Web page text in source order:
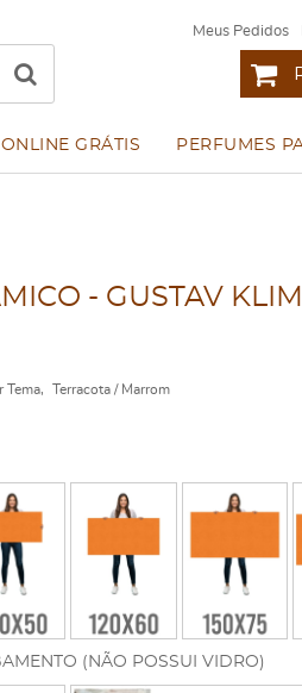
Meus Pedidos
GRÁTIS PERFUMES
- GUSTAV
Tema Terracota / Marrom
(NÃO POSSUI VIDRO)